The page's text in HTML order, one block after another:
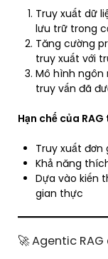
Truy xuất dữ
lưu trữ trong
Tăng cường
truy xuất với
Mô hình ngôn
truy vấn đã
Hạn chế của
Truy xuất đơn
Khả năng
Dựa vào kiến
gian thực
🚀 Agentic